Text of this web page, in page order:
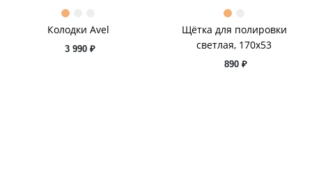
Колодки Avel
3 990 ₽
Щётка для полировки
светлая, 170х53
890 ₽